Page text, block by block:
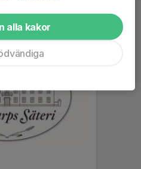
alla kakor